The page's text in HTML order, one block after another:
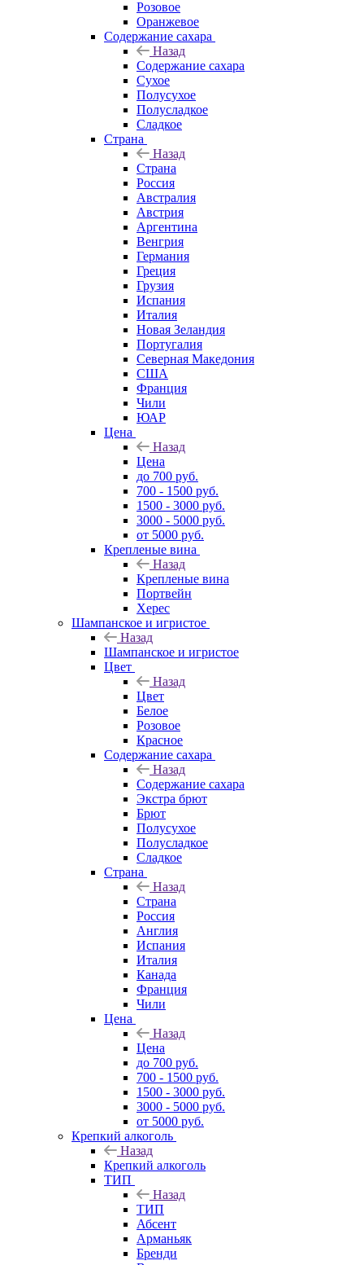
Розовое
Оранжевое
Содержание сахара
Назад
Содержание сахара
Сухое
Полусухое
Полусладкое
Сладкое
Страна
Назад
Страна
Россия
Австралия
Австрия
Аргентина
Венгрия
Германия
Греция
Грузия
Испания
Италия
Новая Зеландия
Португалия
Северная Македония
США
Франция
Чили
ЮАР
Цена
Назад
Цена
до 700 руб.
700 - 1500 руб.
1500 - 3000 руб.
3000 - 5000 руб.
от 5000 руб.
Крепленые вина
Назад
Крепленые вина
Портвейн
Херес
Шампанское и игристое
Назад
Шампанское и игристое
Цвет
Назад
Цвет
Белое
Розовое
Красное
Содержание сахара
Назад
Содержание сахара
Экстра брют
Брют
Полусухое
Полусладкое
Сладкое
Страна
Назад
Страна
Россия
Англия
Испания
Италия
Канада
Франция
Чили
Цена
Назад
Цена
до 700 руб.
700 - 1500 руб.
1500 - 3000 руб.
3000 - 5000 руб.
от 5000 руб.
Крепкий алкоголь
Назад
Крепкий алкоголь
ТИП
Назад
ТИП
Абсент
Арманьяк
Бренди